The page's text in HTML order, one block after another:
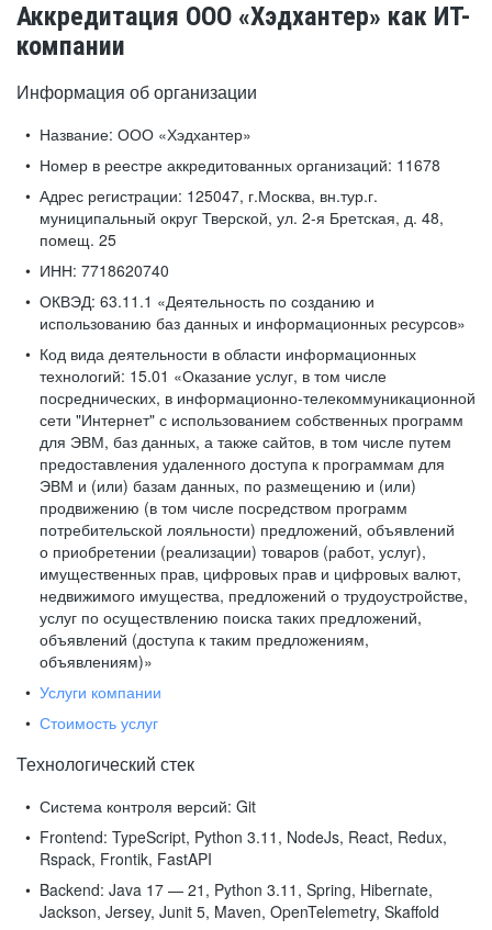
Аккредитация ООО «Хэдхантер» как ИТ-
компании
Информация об организации
Название: ООО «Хэдхантер»
Номер в реестре аккредитованных организаций: 11678
Адрес регистрации: 125047, г.Москва, вн.тур.г.
муниципальный округ Тверской, ул. 2-я Бретская, д. 48,
помещ. 25
ИНН: 7718620740
ОКВЭД: 63.11.1 «Деятельность по созданию и
использованию баз данных и информационных ресурсов»
Код вида деятельности в области информационных
технологий: 15.01 «Оказание услуг, в том числе
посреднических, в информационно-телекоммуникационной
сети "Интернет" с использованием собственных программ
для ЭВМ, баз данных, а также сайтов, в том числе путем
предоставления удаленного доступа к программам для
ЭВМ и (или) базам данных, по размещению и (или)
продвижению (в том числе посредством программ
потребительской лояльности) предложений, объявлений
о приобретении (реализации) товаров (работ, услуг),
имущественных прав, цифровых прав и цифровых валют,
недвижимого имущества, предложений о трудоустройстве,
услуг по осуществлению поиска таких предложений,
объявлений (доступа к таким предложениям,
объявлениям)»
Услуги компании
Стоимость услуг
Технологический стек
Система контроля версий: Git
Frontend: TypeScript, Python 3.11, NodeJs, React, Redux,
Rspack, Frontik, FastAPI
Backend: Java 17 — 21, Python 3.11, Spring, Hibernate,
Jackson, Jersey, Junit 5, Maven, OpenTelemetry, Skaffold